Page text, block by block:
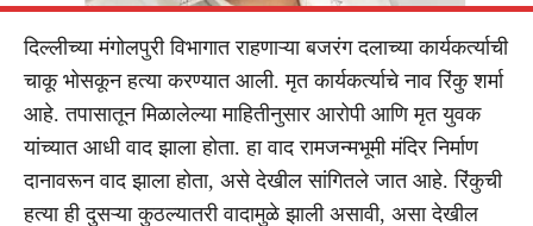
दिल्लीच्या मंगोलपुरी विभागात राहणाऱ्या बजरंग दलाच्या कार्यकर्त्याची
चाकू भोसकून हत्या करण्यात आली. मृत कार्यकर्त्याचे नाव रिंकु शर्मा
आहे. तपासातून मिळालेल्या माहितीनुसार आरोपी आणि मृत युवक
यांच्यात आधी वाद झाला होता. हा वाद रामजन्मभूमी मंदिर निर्माण
दानावरून वाद झाला होता, असे देखील सांगितले जात आहे. रिंकुची
हत्या ही दुसऱ्या कुठल्यातरी वादामुळे झाली असावी, असा देखील